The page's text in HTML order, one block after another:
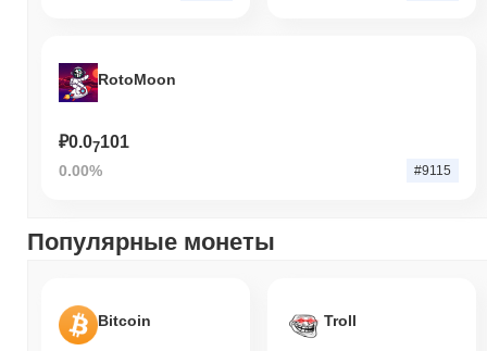
RotoMoon
₽0.07101
0.00% #9115
Популярные монеты
Bitcoin Troll